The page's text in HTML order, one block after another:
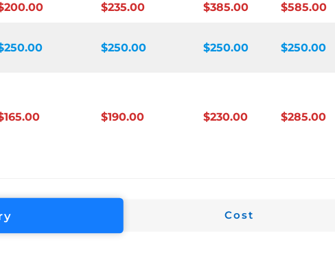
$235.00 $385.00 $585.00
$250.00 $250.00 $250.00
$190.00 $230.00 $285.00
Cost